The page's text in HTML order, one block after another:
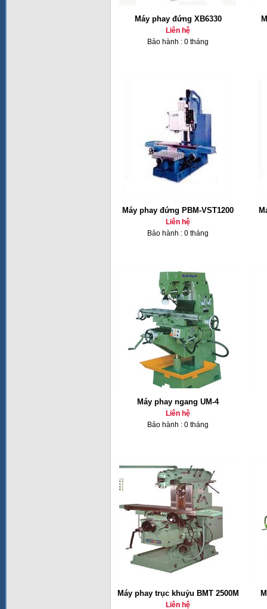
Máy phay đứng XB6330
Liên hệ
Bảo hành : 0 tháng
Máy phay đứng PBM-VST1200
Liên hệ
Bảo hành : 0 tháng
Máy phay ngang UM-4
Liên hệ
Bảo hành : 0 tháng
Máy phay trục khuỷu BMT 2500M
Liên hệ